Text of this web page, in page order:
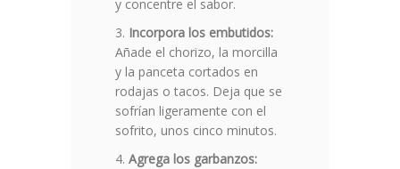
y concentre el sabor.
Incorpora los embutidos:
Añade el chorizo, la morcilla
y la panceta cortados en
rodajas o tacos. Deja que se
sofrían ligeramente con el
sofrito, unos cinco minutos.
Agrega los garbanzos: